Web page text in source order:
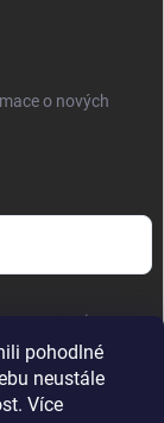
pohodlné
neustále
Více
o nových
.